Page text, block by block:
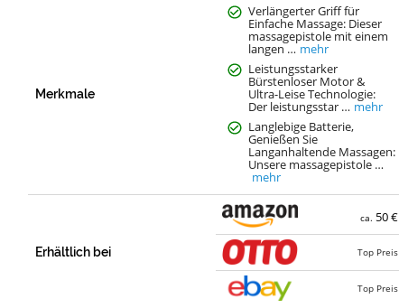
Merkmale
Verlängerter Griff für
Einfache Massage: Dieser
massagepistole mit einem
langen … mehr
Leistungsstarker
Bürstenloser Motor &
Ultra-Leise Technologie:
Der leistungsstar … mehr
Langlebige Batterie,
Genießen Sie
Langanhaltende Massagen:
Unsere massagepistole …
mehr
Erhältlich bei
ca. 50 €
Top Preis
Top Preis